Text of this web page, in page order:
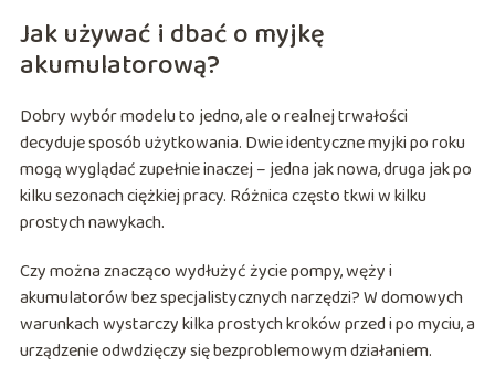
Jak używać i dbać o myjkę
akumulatorową?
Dobry wybór modelu to jedno, ale o realnej trwałości
decyduje sposób użytkowania. Dwie identyczne myjki po roku
mogą wyglądać zupełnie inaczej – jedna jak nowa, druga jak po
kilku sezonach ciężkiej pracy. Różnica często tkwi w kilku
prostych nawykach.
Czy można znacząco wydłużyć życie pompy, węży i
akumulatorów bez specjalistycznych narzędzi? W domowych
warunkach wystarczy kilka prostych kroków przed i po myciu, a
urządzenie odwdzięczy się bezproblemowym działaniem.